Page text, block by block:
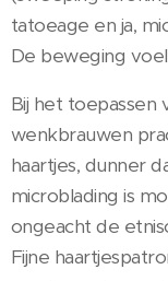
tatoeage en ja,
De beweging
Bij het toepassen
wenkbrauwen
haartjes, dunner
microblading is
ongeacht de
Fijne